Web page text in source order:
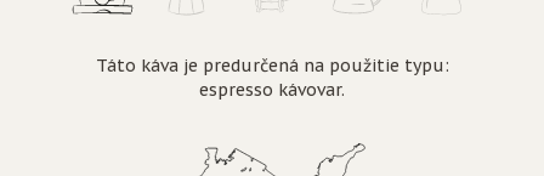
Táto káva je predurčená na použitie typu:
espresso kávovar.